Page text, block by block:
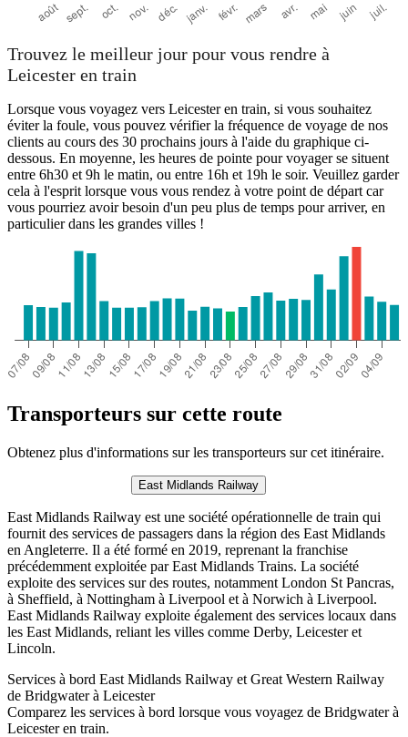
Trouvez le meilleur jour pour vous rendre à
Leicester en train
Lorsque vous voyagez vers Leicester en train, si vous souhaitez
éviter la foule, vous pouvez vérifier la fréquence de voyage de nos
clients au cours des 30 prochains jours à l'aide du graphique ci-
dessous. En moyenne, les heures de pointe pour voyager se situent
entre 6h30 et 9h le matin, ou entre 16h et 19h le soir. Veuillez garder
cela à l'esprit lorsque vous vous rendez à votre point de départ car
vous pourriez avoir besoin d'un peu plus de temps pour arriver, en
particulier dans les grandes villes !
Transporteurs sur cette route
Obtenez plus d'informations sur les transporteurs sur cet itinéraire.
East Midlands Railway
East Midlands Railway est une société opérationnelle de train qui
fournit des services de passagers dans la région des East Midlands
en Angleterre. Il a été formé en 2019, reprenant la franchise
précédemment exploitée par East Midlands Trains. La société
exploite des services sur des routes, notamment London St Pancras,
à Sheffield, à Nottingham à Liverpool et à Norwich à Liverpool.
East Midlands Railway exploite également des services locaux dans
les East Midlands, reliant les villes comme Derby, Leicester et
Lincoln.
Services à bord East Midlands Railway et Great Western Railway
de Bridgwater à Leicester
Comparez les services à bord lorsque vous voyagez de Bridgwater à
Leicester en train.